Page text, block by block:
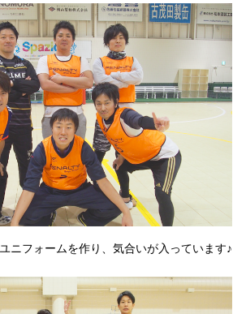
ニフォームを作り、気合いが入っています♪